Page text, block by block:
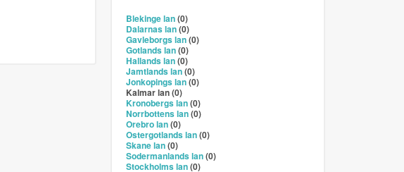
Blekinge lan(0)
Dalarnas lan(0)
Gavleborgs lan(0)
Gotlands lan(0)
Hallands lan(0)
Jamtlands lan(0)
Jonkopings lan(0)
Kalmar lan (0)
Kronobergs lan(0)
Norrbottens lan(0)
Orebro lan(0)
Ostergotlands lan(0)
Skane lan(0)
Sodermanlands lan(0)
Stockholms lan(0)